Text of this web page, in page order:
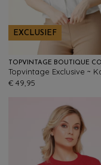
EXCLUSIEF
€ 49,95